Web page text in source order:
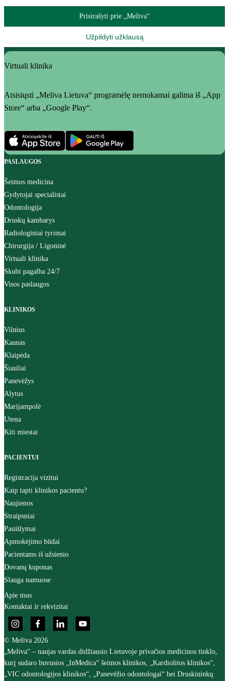
Prisirašyti prie „Meliva“
Užpildyti užklausą
Virtuali klinika
Atsisiųsti „Meliva Lietuva“ programėlę nemokamai galima iš „App
Store“ arba „Google Play“.
PASLAUGOS
Šeimos medicina
Gydytojai specialistai
Odontologija
Druskų kambarys
Radiologiniai tyrimai
Chirurgija / Ligoninė
Virtuali klinika
Skubi pagalba 24/7
Visos paslaugos
KLINIKOS
Vilnius
Kaunas
Klaipėda
Šiauliai
Panevėžys
Alytus
Marijampolė
Utena
Kiti miestai
PACIENTUI
Registracija vizitui
Kaip tapti klinikos pacientu?
Naujienos
Straipsniai
Pasiūlymai
Apmokėjimo būdai
Pacientams iš užsienio
Dovanų kuponas
Slauga namuose
Apie mus
Kontaktai ir rekvizitai
© Meliva 2026
„Meliva“ – naujas vardas didžiausio Lietuvoje privačios medicinos tinklo,
kurį sudaro buvusios „InMedica“ šeimos klinikos, „Kardiolitos klinikos“,
„VIC odontologijos klinikos“, „Panevėžio odontologai“ bei Druskininkų